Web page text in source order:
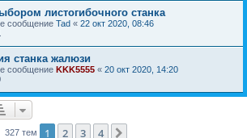
листогибочного станка
сообщение Tad « 22 окт 2020, 08:46
станка жалюзи
сообщение KKK5555 « 20 окт 2020, 14:20
327 тем 1 2 3 4